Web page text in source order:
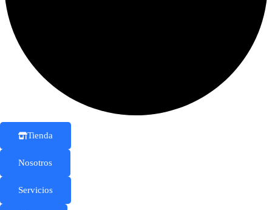
Tienda
Nosotros
Servicios